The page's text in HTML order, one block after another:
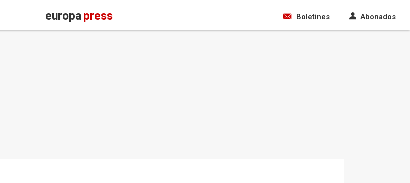
europapress Boletines Abonados